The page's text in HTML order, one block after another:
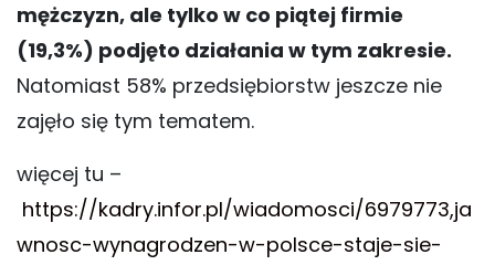
mężczyzn, ale tylko w co piątej firmie
(19,3%) podjęto działania w tym zakresie.
Natomiast 58% przedsiębiorstw jeszcze nie
zajęło się tym tematem.
więcej tu –
https://kadry.infor.pl/wiadomosci/6979773,ja
wnosc-wynagrodzen-w-polsce-staje-sie-